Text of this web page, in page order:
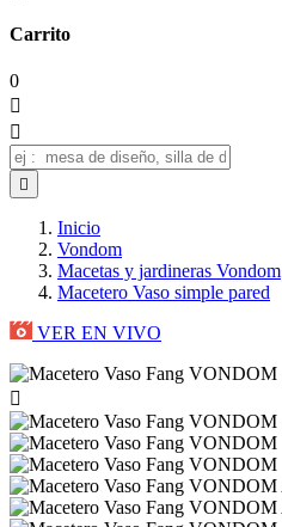
Carrito
0



Inicio
Vondom
Macetas y jardineras Vondom
Macetero Vaso simple pared
VER EN VIVO
